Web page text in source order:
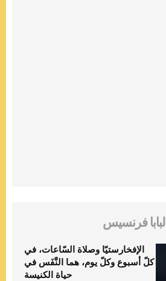
البابا فرنسيس
الإفخارستيّا وصلاة السّاعات، في
كلّ أسبوع وكلّ يوم، هما النَّفَس في
حياة الكنيسة